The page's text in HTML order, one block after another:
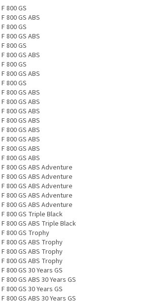
F 800 GS
F 800 GS ABS
F 800 GS
F 800 GS ABS
F 800 GS
F 800 GS ABS
F 800 GS
F 800 GS ABS
F 800 GS
F 800 GS ABS
F 800 GS ABS
F 800 GS ABS
F 800 GS ABS
F 800 GS ABS
F 800 GS ABS
F 800 GS ABS
F 800 GS ABS
F 800 GS ABS Adventure
F 800 GS ABS Adventure
F 800 GS ABS Adventure
F 800 GS ABS Adventure
F 800 GS ABS Adventure
F 800 GS Triple Black
F 800 GS ABS Triple Black
F 800 GS Trophy
F 800 GS ABS Trophy
F 800 GS ABS Trophy
F 800 GS ABS Trophy
F 800 GS 30 Years GS
F 800 GS ABS 30 Years GS
F 800 GS 30 Years GS
F 800 GS ABS 30 Years GS